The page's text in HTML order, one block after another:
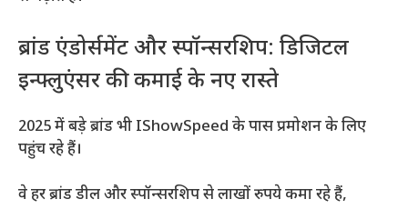
ब्रांड एंडोर्समेंट और स्पॉन्सरशिप: डिजिटल
इन्फ्लुएंसर की कमाई के नए रास्ते
2025 में बड़े ब्रांड भी IShowSpeed के पास प्रमोशन के लिए
पहुंच रहे हैं।
वे हर ब्रांड डील और स्पॉन्सरशिप से लाखों रुपये कमा रहे हैं,